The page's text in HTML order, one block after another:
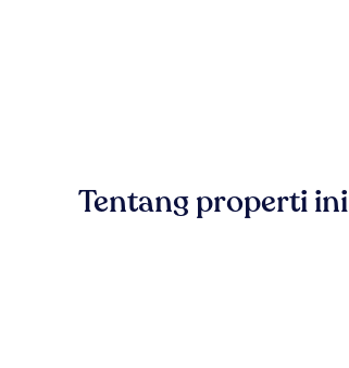
Tentang properti ini